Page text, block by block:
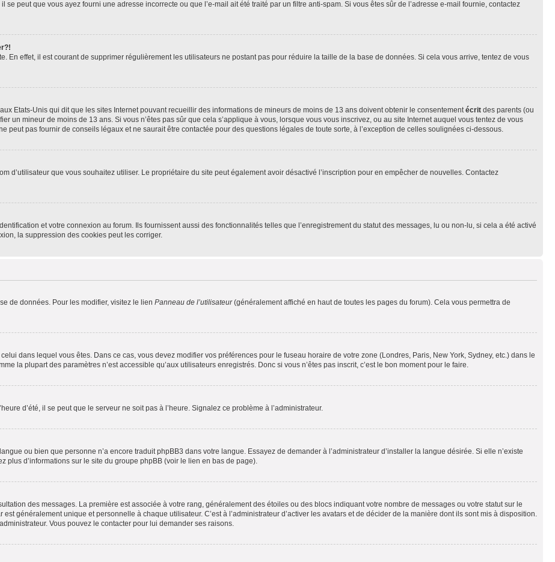
se peut que vous ayez fourni une adresse incorrecte ou que l’e-mail ait été traité par un filtre anti-spam. Si vous êtes sûr de l’adresse e-mail fournie, contactez
En effet, il est courant de supprimer régulièrement les utilisateurs ne postant pas pour réduire la taille de la base de données. Si cela vous arrive, tentez de vous
Etats-Unis qui dit que les sites Internet pouvant recueillir des informations de mineurs de moins de 13 ans doivent obtenir le consentementécrit des parents (ou
un mineur de moins de 13 ans. Si vous n’êtes pas sûr que cela s’applique à vous, lorsque vous vous inscrivez, ou au site Internet auquel vous tentez de vous
peut pas fournir de conseils légaux et ne saurait être contactée pour des questions légales de toute sorte, à l’exception de celles soulignées ci-dessous.
d’utilisateur que vous souhaitez utiliser. Le propriétaire du site peut également avoir désactivé l’inscription pour en empêcher de nouvelles. Contactez
et votre connexion au forum. Ils fournissent aussi des fonctionnalités telles que l’enregistrement du statut des messages, lu ou non-lu, si cela a été activé
la suppression des cookies peut les corriger.
de données. Pour les modifier, visitez le lien Panneau de l’utilisateur(généralement affiché en haut de toutes les pages du forum). Cela vous permettra de
dans lequel vous êtes. Dans ce cas, vous devez modifier vos préférences pour le fuseau horaire de votre zone (Londres, Paris, New York, Sydney, etc.) dans le
la plupart des paramètres n’est accessible qu’aux utilisateurs enregistrés. Donc si vous n’êtes pas inscrit, c’est le bon moment pour le faire.
d’été, il se peut que le serveur ne soit pas à l’heure. Signalez ce problème à l’administrateur.
ou bien que personne n’a encore traduit phpBB3 dans votre langue. Essayez de demander à l’administrateur d’installer la langue désirée. Si elle n’existe
plus d’informations sur le site du groupe phpBB (voir le lien en bas de page).
des messages. La première est associée à votre rang, généralement des étoiles ou des blocs indiquant votre nombre de messages ou votre statut sur le
généralement unique et personnelle à chaque utilisateur. C’est à l’administrateur d’activer les avatars et de décider de la manière dont ils sont mis à disposition.
Vous pouvez le contacter pour lui demander ses raisons.